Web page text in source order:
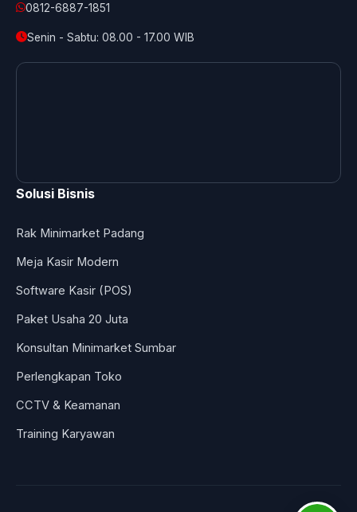
0812-6887-1851
Senin - Sabtu: 08.00 - 17.00 WIB
Solusi Bisnis
Rak Minimarket Padang
Meja Kasir Modern
Software Kasir (POS)
Paket Usaha 20 Juta
Konsultan Minimarket Sumbar
Perlengkapan Toko
CCTV & Keamanan
Training Karyawan